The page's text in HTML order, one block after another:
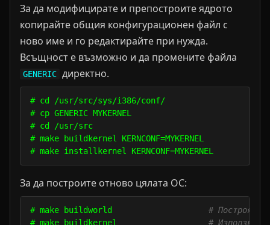
За да модифицирате и препостроите ядрото
копирайте общия конфигурационен файл с
ново име и го редактирайте при нужда.
Всъщност е възможно и да промените файла
GENERIC директно.
# cd /usr/src/sys/i386/conf/
# cp GENERIC MYKERNEL
# cd /usr/src
# make buildkernel KERNCONF=MYKERNEL
За да построите отново цялата ОС:
# make buildworld # Построява
# make buildkernel # Използва